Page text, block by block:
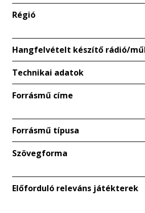
Régió
Hangfelvételt készítő rádió/
Technikai adatok
Forrásmű címe
Forrásmű típusa
Szövegforma
Előforduló releváns játékterek